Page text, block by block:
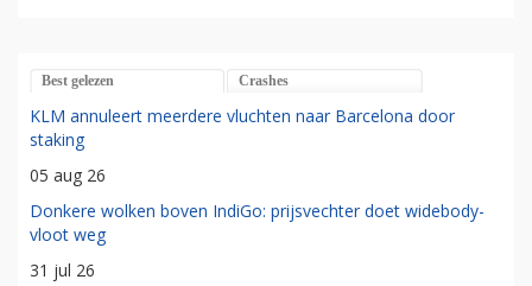
Best gelezen Crashes
KLM annuleert meerdere vluchten naar Barcelona door
staking
05 aug 26
Donkere wolken boven IndiGo: prijsvechter doet widebody-
vloot weg
31 jul 26